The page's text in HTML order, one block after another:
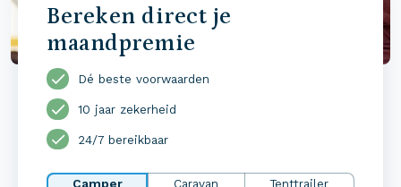
Bereken direct je
maandpremie
Dé beste voorwaarden
10 jaar zekerheid
24/7 bereikbaar